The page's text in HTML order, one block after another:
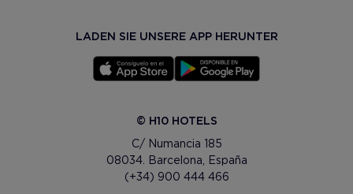
LADEN SIE UNSERE APP HERUNTER
© H10 HOTELS
C/ Numancia 185
08034. Barcelona, España
(+34) 900 444 466